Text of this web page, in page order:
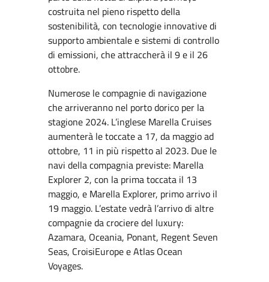
costruita nel pieno rispetto della
sostenibilità, con tecnologie innovative di
supporto ambientale e sistemi di controllo
di emissioni, che attraccherà il 9 e il 26
ottobre.
Numerose le compagnie di navigazione
che arriveranno nel porto dorico per la
stagione 2024. L’inglese Marella Cruises
aumenterà le toccate a 17, da maggio ad
ottobre, 11 in più rispetto al 2023. Due le
navi della compagnia previste: Marella
Explorer 2, con la prima toccata il 13
maggio, e Marella Explorer, primo arrivo il
19 maggio. L’estate vedrà l’arrivo di altre
compagnie da crociere del luxury:
Azamara, Oceania, Ponant, Regent Seven
Seas, CroisiEurope e Atlas Ocean
Voyages.